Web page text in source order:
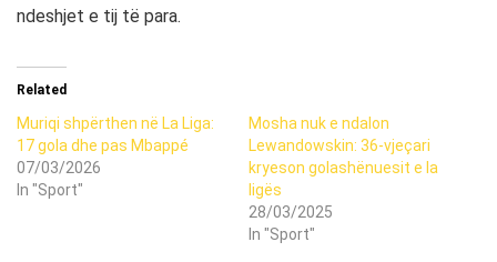
ndeshjet e tij të para.
Related
Muriqi shpërthen në La Liga:
17 gola dhe pas Mbappé
07/03/2026
In "Sport"
Mosha nuk e ndalon
Lewandowskin: 36-vjeçari
kryeson golashënuesit e la
ligës
28/03/2025
In "Sport"